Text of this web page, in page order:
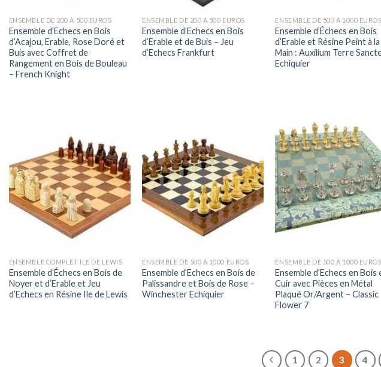
ENSEMBLE DE 200 À 500 EUROS
Ensemble d’Echecs en Bois
d’Acajou, Erable, Rose Doré et
Buis avec Coffret de
Rangement en Bois de Bouleau
– French Knight
ENSEMBLE DE 200 À 500 EUROS
Ensemble d’Echecs en Bois
d’Erable et de Buis – Jeu
d’Echecs Frankfurt
ENSEMBLE DE 500 À 1000 EUROS
Ensemble d’Échecs en Bois
d’Erable et Résine Peint à la
Main : Auxilium Terre
Echiquier
ENSEMBLE COMPLET ILE DE LEWIS
Ensemble d’Échecs en Bois de
Noyer et d’Erable et Jeu
d’Echecs en Résine Ile de Lewis
ENSEMBLE DE 500 À 1000 EUROS
Ensemble d’Echecs en Bois de
Palissandre et Bois de Rose –
Winchester Echiquier
ENSEMBLE DE 500 À 1000 EUROS
Ensemble d’Echecs en Bois
Cuir avec Pièces en Métal
Plaqué Or/Argent – Classic
Flower 7
1 2 3 4